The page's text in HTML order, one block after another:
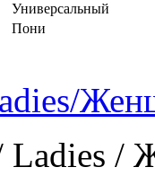
Универсальный
Пони
Ladies